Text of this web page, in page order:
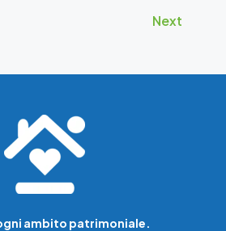
Next
ambito patrimoniale.